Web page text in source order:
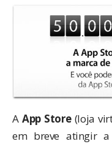
AApp Store(loja
em breve atingir a